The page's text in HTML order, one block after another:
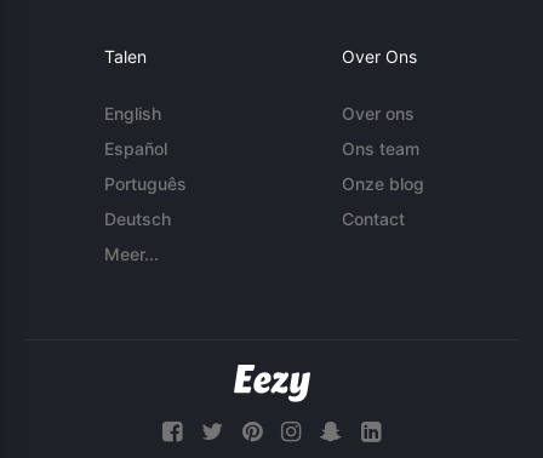
Talen
English
Español
Português
Deutsch
Meer...
Over Ons
Over ons
Ons team
Onze blog
Contact